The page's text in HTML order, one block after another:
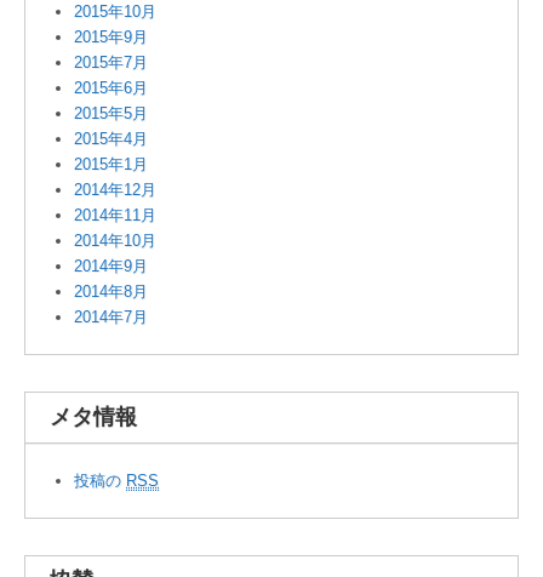
2015年10月
2015年9月
2015年7月
2015年6月
2015年5月
2015年4月
2015年1月
2014年12月
2014年11月
2014年10月
2014年9月
2014年8月
2014年7月
メタ情報
投稿の RSS